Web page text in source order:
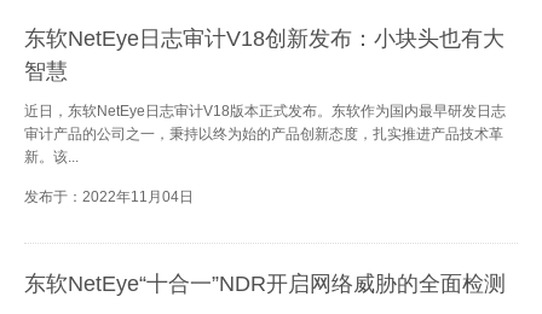
东软NetEye日志审计V18创新发布：小块头也有大
智慧
近日，东软NetEye日志审计V18版本正式发布。东软作为国内最早研发日志
审计产品的公司之一，秉持以终为始的产品创新态度，扎实推进产品技术革
新。该...
发布于：2022年11月04日
东软NetEye“十合一”NDR开启网络威胁的全面检测